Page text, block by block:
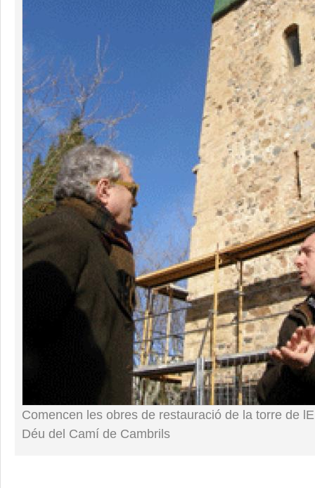
Comencen les obres de restauració de la torre de
Déu del Camí de Cambrils